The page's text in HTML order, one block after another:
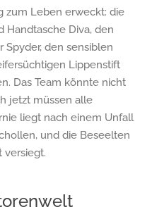
zum Leben erweckt: die
Handtasche Diva, den
Spyder, den sensiblen
Lippenstift
Das Team könnte nicht
jetzt müssen alle
liegt nach einem Unfall
und die Beseelten
versiegt.